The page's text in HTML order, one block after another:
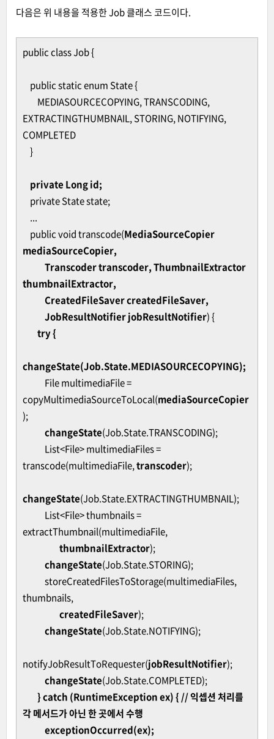
다음은 위 내용을 적용한 Job 클래스 코드이다.
public class Job {
public static enum State {
MEDIASOURCECOPYING, TRANSCODING,
EXTRACTINGTHUMBNAIL, STORING, NOTIFYING,
COMPLETED
}
private Long id;
private State state;
...
public void transcode(MediaSourceCopier
mediaSourceCopier,
Transcoder transcoder, ThumbnailExtractor
thumbnailExtractor,
CreatedFileSaver createdFileSaver,
JobResultNotifier jobResultNotifier) {
try {
changeState(Job.State.MEDIASOURCECOPYING);
File multimediaFile =
copyMultimediaSourceToLocal(mediaSourceCopier
);
changeState(Job.State.TRANSCODING);
List<File> multimediaFiles =
transcode(multimediaFile,transcoder);
changeState(Job.State.EXTRACTINGTHUMBNAIL);
List<File> thumbnails =
extractThumbnail(multimediaFile,
thumbnailExtractor);
changeState(Job.State.STORING);
storeCreatedFilesToStorage(multimediaFiles,
thumbnails,
createdFileSaver);
changeState(Job.State.NOTIFYING);
notifyJobResultToRequester(jobResultNotifier);
changeState(Job.State.COMPLETED);
} catch (RuntimeException ex) { // 익셉션 처리를
각 메서드가 아닌 한 곳에서 수행
exceptionOccurred(ex);